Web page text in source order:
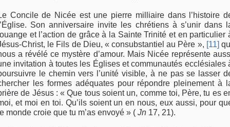
Concile de Nicée est une pierre milliaire dans l’histoire
Son anniversaire invite les chrétiens à s’unir dans
et l’action de grâce à la Sainte Trinité et en particulier
Christ, le Fils de Dieu, « consubstantiel au Père », [11]
a révélé ce mystère d’amour. Mais Nicée représente
invitation à toutes les Églises et communautés ecclésiales
le chemin vers l’unité visible, à ne pas se lasser
les formes adéquates pour répondre pleinement à
de Jésus : « Que tous soient un, comme toi, Père, tu es
et moi en toi. Qu’ils soient un en nous, eux aussi, pour
monde croie que tu m’as envoyé » ( Jn 17, 21).